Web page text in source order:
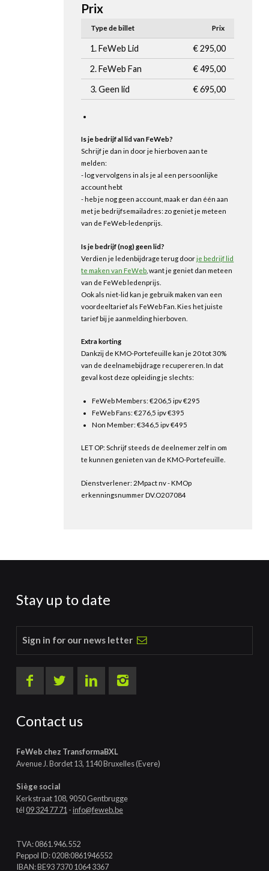
Prix
Type de billet Prix
1. FeWeb Lid
€ 295,00
2. FeWeb Fan
€ 495,00
3. Geen lid
€ 695,00
Is je bedrijf al lid van FeWeb?
Schrijf je dan in door je hierboven aan te
melden:
- log vervolgens in als je al een persoonlijke
account hebt
- heb je nog geen account, maak er dan één aan
met je bedrijfsemailadres: zo geniet je meteen
van de FeWeb-ledenprijs.
Is je bedrijf (nog) geen lid?
Verdien je ledenbijdrage terug doorje bedrijf lid
te maken van FeWeb , want je geniet dan meteen
van de FeWeb ledenprijs.
Ook als niet-lid kan je gebruik maken van een
voordeeltarief als FeWeb Fan. Kies het juiste
tarief bij je aanmelding hierboven.
Extra korting
Dankzij de KMO-Portefeuille kan je 20 tot 30%
van de deelnamebijdrage recupereren. In dat
geval kost deze opleiding je slechts:
FeWeb Members: €206,5 ipv €295
FeWeb Fans: €276,5 ipv €395
Non Member: €346,5 ipv €495
LET OP: Schrijf steeds de deelnemer zelf in om
te kunnen genieten van de KMO-Portefeuille.
Dienstverlener: 2Mpact nv - KMOp
erkenningsnummer DV.O207084
Stay up to date
Sign in for our news letter
Contact us
FeWeb chez TransformaBXL
Avenue J. Bordet 13, 1140 Bruxelles (Evere)
Siège social
Kerkstraat 108, 9050 Gentbrugge
tél09 324 77 71 -info@feweb.be
TVA: 0861.946.552
Peppol ID: 0208:0861946552
IBAN: BE93 7370 1064 3367